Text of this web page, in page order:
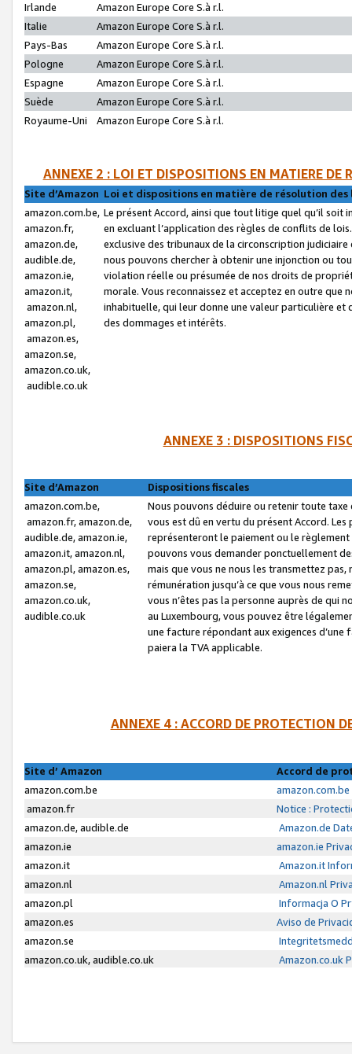
Irlande
Amazon Europe Core S.à r.l.
Italie
Amazon Europe Core S.à r.l.
Pays-Bas
Amazon Europe Core S.à r.l.
Pologne
Amazon Europe Core S.à r.l.
Espagne
Amazon Europe Core S.à r.l.
Suède
Amazon Europe Core S.à r.l.
Royaume-Uni
Amazon Europe Core S.à r.l.
ANNEXE 2 : LOI ET DISPOSITIONS EN MATIERE DE
Site d’Amazon Loi et dispositions en matière de résolution
amazon.com.be,
amazon.fr,
amazon.de,
audible.de,
amazon.ie,
amazon.it,
amazon.nl,
amazon.pl,
amazon.es,
amazon.se,
amazon.co.uk,
audible.co.uk
Le présent Accord, ainsi que tout litige quel qu’il soit
en excluant l’application des règles de conflits de
exclusive des tribunaux de la circonscription
nous pouvons chercher à obtenir une injonction ou
violation réelle ou présumée de nos droits de
morale. Vous reconnaissez et acceptez en outre que
inhabituelle, qui leur donne une valeur particulière
des dommages et intérêts.
ANNEXE 3 : DISPOSITIONS
Site d’Amazon
Dispositions fiscales
amazon.com.be,
amazon.fr, amazon.de,
audible.de, amazon.ie,
amazon.it, amazon.nl,
amazon.pl, amazon.es,
amazon.se,
amazon.co.uk,
audible.co.uk
Nous pouvons déduire ou retenir toute
vous est dû en vertu du présent Accord.
représenteront le paiement ou le
pouvons vous demander ponctuellement
mais que vous ne nous les transmettez
rémunération jusqu’à ce que vous nous
vous n’êtes pas la personne auprès de qui
au Luxembourg, vous pouvez être
une facture répondant aux exigences
paiera la TVA applicable.
ANNEXE 4 : ACCORD DE PROTECTION
Site d’ Amazon
Accord de
amazon.com.be
amazon.fr
Notice :
amazon.de, audible.de
Amazon.de
amazon.ie
amazon.ie
amazon.it
Amazon.it
amazon.nl
Amazon.nl
amazon.pl
Informacja O
amazon.es
Aviso de
amazon.se
amazon.co.uk, audible.co.uk
Amazon.co.uk